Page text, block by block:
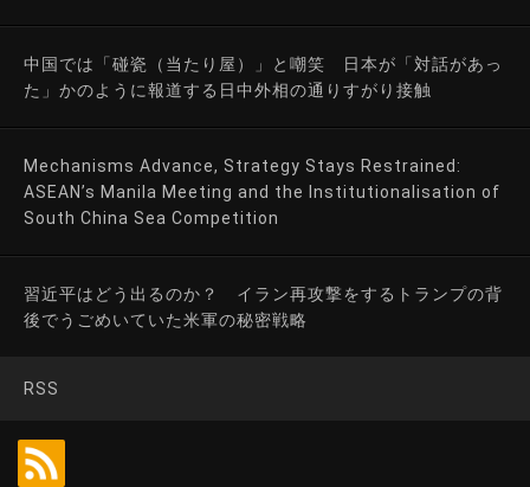
中国では「碰瓷（当たり屋）」と嘲笑 日本が「対話があっ
た」かのように報道する日中外相の通りすがり接触
Mechanisms Advance, Strategy Stays Restrained:
ASEAN’s Manila Meeting and the Institutionalisation of
South China Sea Competition
習近平はどう出るのか？ イラン再攻撃をするトランプの背
後でうごめいていた米軍の秘密戦略
RSS